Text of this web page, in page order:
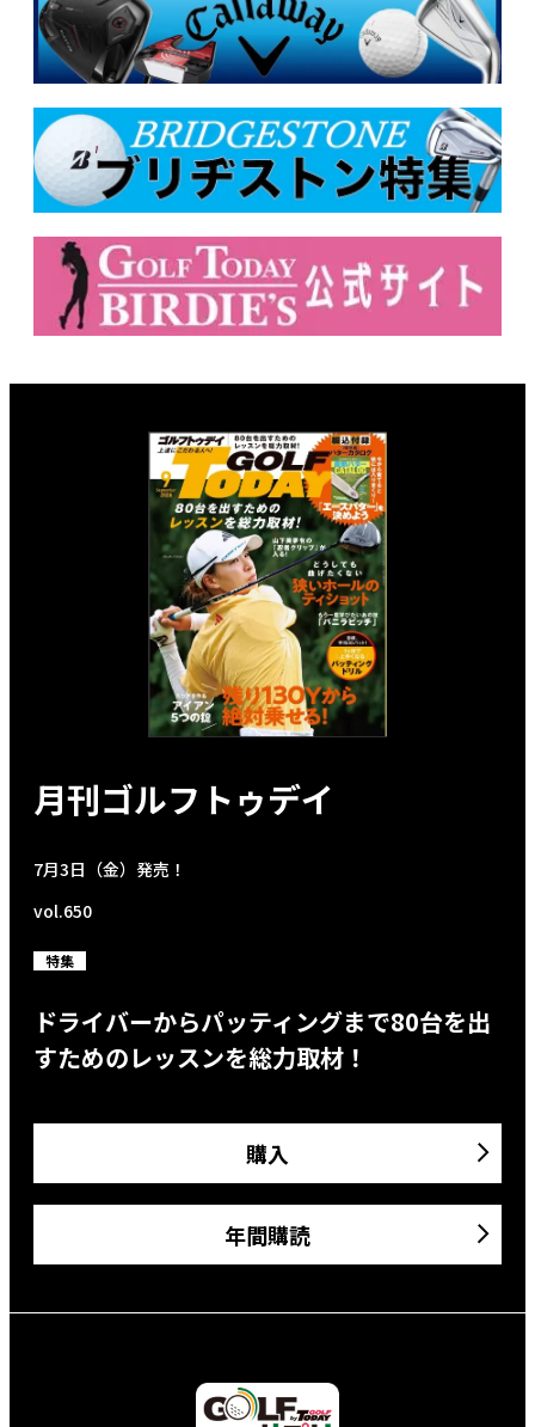
月刊ゴルフトゥデイ
7月3日（金）発売！
vol.650
特集
ドライバーからパッティングまで80台を出
すためのレッスンを総力取材！
購入
年間購読